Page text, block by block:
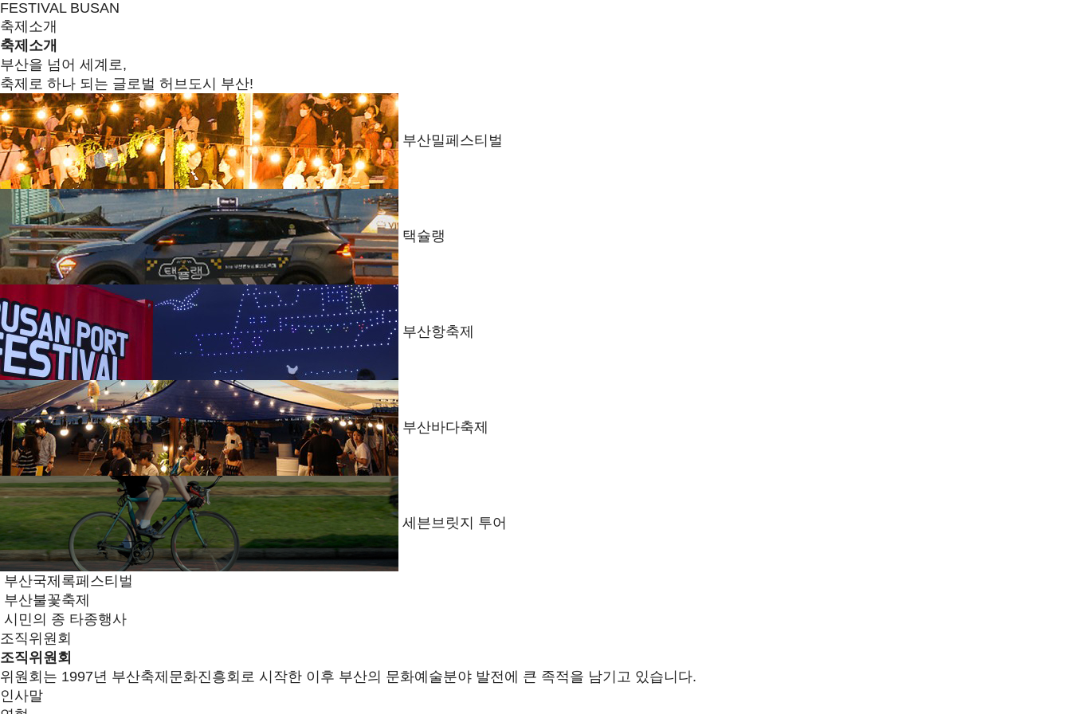
FESTIVAL BUSAN
축제소개
축제소개
부산을 넘어 세계로,
축제로 하나 되는 글로벌 허브도시 부산!
부산밀페스티벌
택슐랭
부산항축제
부산바다축제
세븐브릿지 투어
부산국제록페스티벌
부산불꽃축제
시민의 종 타종행사
조직위원회
조직위원회
위원회는 1997년 부산축제문화진흥회로 시작한 이후 부산의 문화예술분야 발전에 큰 족적을 남기고 있습니다.
인사말